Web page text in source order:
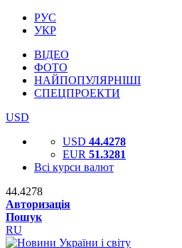
РУС
УКР
ВІДЕО
ФОТО
НАЙПОПУЛЯРНІШІ
СПЕЦПРОЕКТИ
USD
USD 44.4278
EUR 51.3281
Всі курси валют
44.4278
Авторизація
Пошук
RU